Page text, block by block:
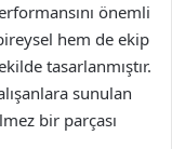
önemli
hem de ekip
tasarlanmıştır.
sunulan
bir parçası